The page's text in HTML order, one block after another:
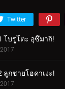
Twitter
โบรูโตะ อุซึมากิ!
ลูกชายโฮคาเงะ!